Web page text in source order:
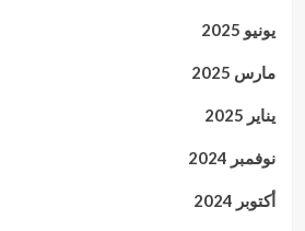
يونيو 2025
مارس 2025
يناير 2025
نوفمبر 2024
أكتوبر 2024